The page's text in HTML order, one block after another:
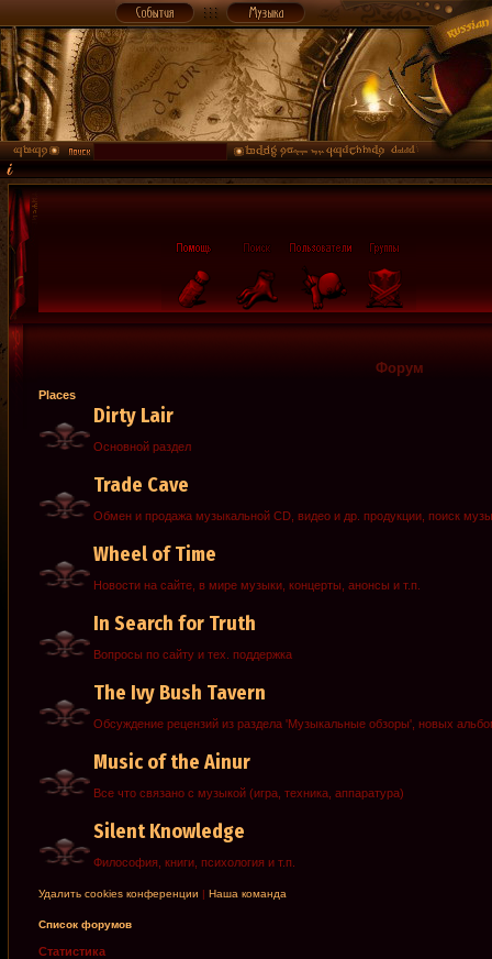
Форум
Places
Dirty Lair
Основной раздел
Trade Cave
Обмен и продажа музыкальной CD, видео и др. продукции, поиск
Wheel of Time
Новости на сайте, в мире музыки, концерты, анонсы и т.п.
In Search for Truth
Вопросы по сайту и тех. поддержка
The Ivy Bush Tavern
Обсуждение рецензий из раздела 'Музыкальные обзоры', новых
Music of the Ainur
Все что связано с музыкой (игра, техника, аппаратура)
Silent Knowledge
Философия, книги, психология и т.п.
Удалить cookies конференции | Наша команда
Список форумов
Статистика